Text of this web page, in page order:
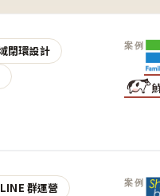
閉環設計
案例
群運營 案例